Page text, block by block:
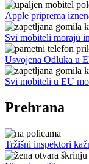
Apple priprema
Svi mobiteli moraju
Usvojena Odluka u
Svi mobiteli u EU
Prehrana
Tržišni inspektori